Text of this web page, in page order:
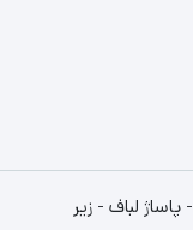
لباف - زیر